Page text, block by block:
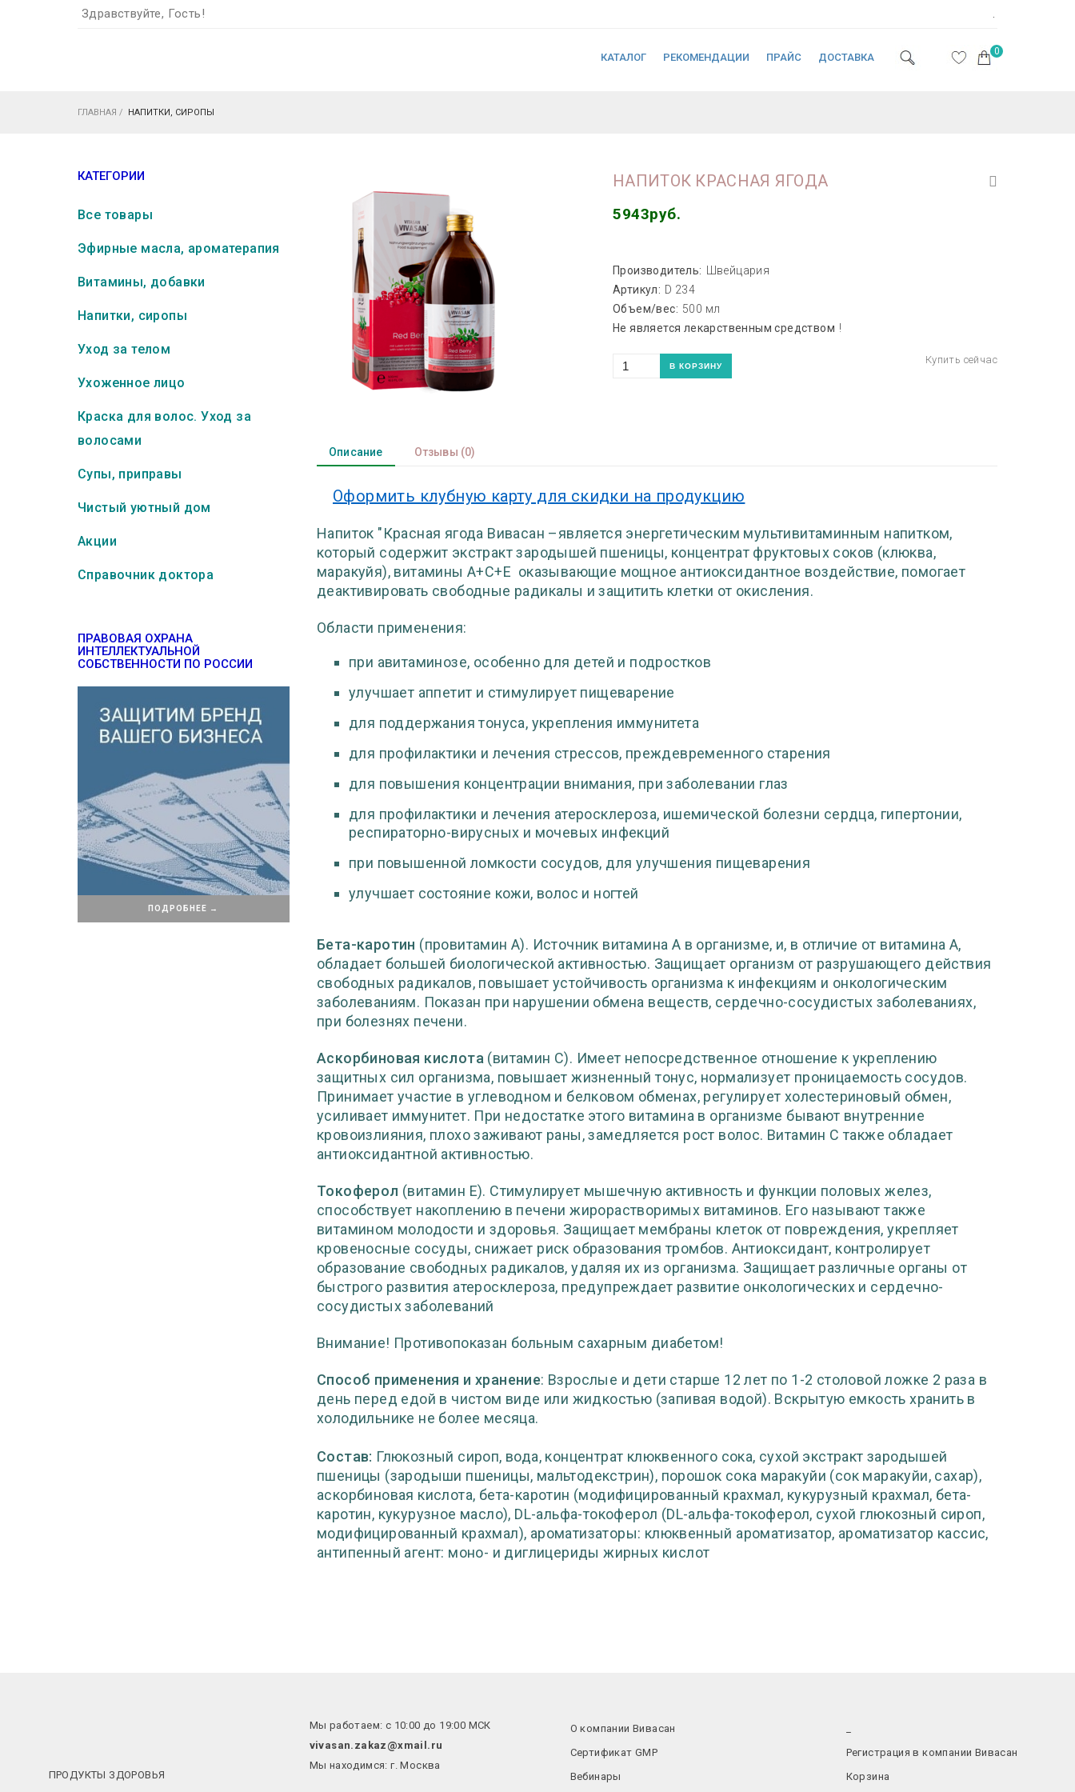
Здравствуйте, Гость! .
КАТАЛОГ РЕКОМЕНДАЦИИ ПРАЙС ДОСТАВКА 0
ГЛАВНАЯ / НАПИТКИ, СИРОПЫ
НАПИТОК КРАСНАЯ ЯГОДА
5943руб.
Производитель:
Швейцария
Артикул: D 234
Объем/вес: 500 мл
Не является лекарственным средством !
Описание Отзывы (0)
Оформить клубную карту для скидки на продукцию
Напиток "Красная ягода Вивасан –является энергетическим мультивитаминным напитком,
который содержит экстракт зародышей пшеницы, концентрат фруктовых соков (клюква,
маракуйя), витамины А+С+Е оказывающие мощное антиоксидантное воздействие, помогает
деактивировать свободные радикалы и защитить клетки от окисления.
Области применения:
при авитаминозе, особенно для детей и подростков
улучшает аппетит и стимулирует пищеварение
для поддержания тонуса, укрепления иммунитета
для профилактики и лечения стрессов, преждевременного старения
для повышения концентрации внимания, при заболевании глаз
для профилактики и лечения атеросклероза, ишемической болезни сердца, гипертонии,
респираторно-вирусных и мочевых инфекций
при повышенной ломкости сосудов, для улучшения пищеварения
улучшает состояние кожи, волос и ногтей
Бета-каротин (провитамин А). Источник витамина А в организме, и, в отличие от витамина А,
обладает большей биологической активностью. Защищает организм от разрушающего действия
свободных радикалов, повышает устойчивость организма к инфекциям и онкологическим
заболеваниям. Показан при нарушении обмена веществ, сердечно-сосудистых заболеваниях,
при болезнях печени.
Аскорбиновая кислота (витамин С). Имеет непосредственное отношение к укреплению
защитных сил организма, повышает жизненный тонус, нормализует проницаемость сосудов.
Принимает участие в углеводном и белковом обменах, регулирует холестериновый обмен,
усиливает иммунитет. При недостатке этого витамина в организме бывают внутренние
кровоизлияния, плохо заживают раны, замедляется рост волос. Витамин С также обладает
антиоксидантной активностью.
Токоферол (витамин Е). Стимулирует мышечную активность и функции половых желез,
способствует накоплению в печени жирорастворимых витаминов. Его называют также
витамином молодости и здоровья. Защищает мембраны клеток от повреждения, укрепляет
кровеносные сосуды, снижает риск образования тромбов. Антиоксидант, контролирует
образование свободных радикалов, удаляя их из организма. Защищает различные органы от
быстрого развития атеросклероза, предупреждает развитие онкологических и сердечно-
сосудистых заболеваний
Внимание! Противопоказан больным сахарным диабетом!
Способ применения и хранение: Взрослые и дети старше 12 лет по 1-2 столовой ложке 2 раза в
день перед едой в чистом виде или жидкостью (запивая водой). Вскрытую емкость хранить в
холодильнике не более месяца.
Состав: Глюкозный сироп, вода, концентрат клюквенного сока, сухой экстракт зародышей
пшеницы (зародыши пшеницы, мальтодекстрин), порошок сока маракуйи (сок маракуйи, сахар),
аскорбиновая кислота, бета-каротин (модифицированный крахмал, кукурузный крахмал, бета-
каротин, кукурузное масло), DL-альфа-токоферол (DL-альфа-токоферол, сухой глюкозный сироп,
модифицированный крахмал), ароматизаторы: клюквенный ароматизатор, ароматизатор кассис,
антипенный агент: моно- и диглицериды жирных кислот
КАТЕГОРИИ
Все товары
Эфирные масла, ароматерапия
Витамины, добавки
Напитки, сиропы
Уход за телом
Ухоженное лицо
Краска для волос. Уход за
волосами
Супы, приправы
Чистый уютный дом
Акции
Справочник доктора
ПРАВОВАЯ ОХРАНА
ИНТЕЛЛЕКТУАЛЬНОЙ
СОБСТВЕННОСТИ ПО РОССИИ
ПОДРОБНЕЕ →
ПРОДУКТЫ ЗДОРОВЬЯ
Мы работаем: с 10:00 до 19:00 МСК
vivasan.zakaz@xmail.ru
Мы находимся: г. Москва
О компании Вивасан
Сертификат GMP
Вебинары
Регистрация в компании Вивасан
Корзина